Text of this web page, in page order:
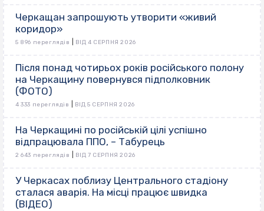
Черкащан запрошують утворити «живий
коридор»
5 896 переглядів ВІД 4 СЕРПНЯ 2026
Після понад чотирьох років російського полону
на Черкащину повернувся підполковник
(ФОТО)
4 333 переглядів ВІД 5 СЕРПНЯ 2026
На Черкащині по російській цілі успішно
відпрацювала ППО, – Табурець
2 643 переглядів ВІД 7 СЕРПНЯ 2026
У Черкасах поблизу Центрального стадіону
сталася аварія. На місці працює швидка
(ВІДЕО)